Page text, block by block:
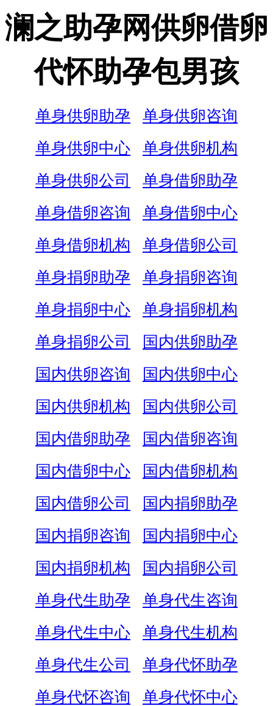
澜之助孕网供卵借卵
代怀助孕包男孩
单身供卵助孕
单身供卵咨询
单身供卵中心
单身供卵机构
单身供卵公司
单身借卵助孕
单身借卵咨询
单身借卵中心
单身借卵机构
单身借卵公司
单身捐卵助孕
单身捐卵咨询
单身捐卵中心
单身捐卵机构
单身捐卵公司
国内供卵助孕
国内供卵咨询
国内供卵中心
国内供卵机构
国内供卵公司
国内借卵助孕
国内借卵咨询
国内借卵中心
国内借卵机构
国内借卵公司
国内捐卵助孕
国内捐卵咨询
国内捐卵中心
国内捐卵机构
国内捐卵公司
单身代生助孕
单身代生咨询
单身代生中心
单身代生机构
单身代生公司
单身代怀助孕
单身代怀咨询
单身代怀中心